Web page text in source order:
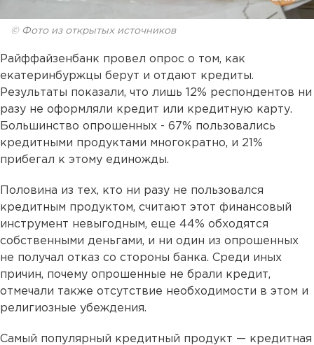
© Фото из открытых источников
Райффайзенбанк провел опрос о том, как
екатеринбуржцы берут и отдают кредиты.
Результаты показали, что лишь 12% респондентов ни
разу не оформляли кредит или кредитную карту.
Большинство опрошенных - 67% пользовались
кредитными продуктами многократно, и 21%
прибегал к этому единожды.
Половина из тех, кто ни разу не пользовался
кредитным продуктом, считают этот финансовый
инструмент невыгодным, еще 44% обходятся
собственными деньгами, и ни один из опрошенных
не получал отказ со стороны банка. Среди иных
причин, почему опрошенные не брали кредит,
отмечали также отсутствие необходимости в этом и
религиозные убеждения.
Самый популярный кредитный продукт — кредитная